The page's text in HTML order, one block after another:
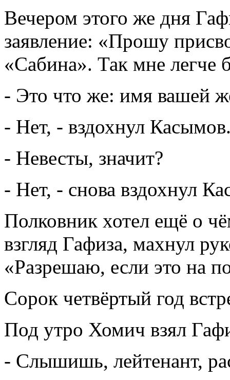
Вечером этого же дня
заявление: «Прошу
«Сабина». Так мне легче
- Это что же: имя вашей
- Нет, - вздохнул
- Невесты, значит?
- Нет, - снова вздохнул
Полковник хотел ещё о
взгляд Гафиза, махнул
«Разрешаю, если это на
Сорок четвёртый год
Под утро Хомич взял
- Слышишь, лейтенант,